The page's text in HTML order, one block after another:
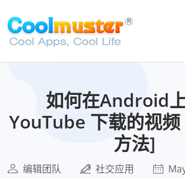
如何在Android
YouTube 下载的视
方法]
编辑团队 社交应用